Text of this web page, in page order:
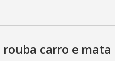
carro e mata